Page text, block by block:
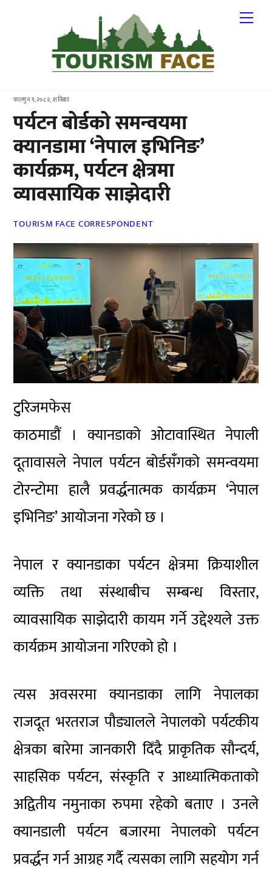
फाल्गुन ९,२०८२, शनिबार
पर्यटन बोर्डको समन्वयमा
क्यानडामा ‘नेपाल इभिनिङ’
कार्यक्रम, पर्यटन क्षेत्रमा
व्यावसायिक साझेदारी
TOURISM FACE CORRESPONDENT
टुरिजमफेस
काठमाडौं । क्यानडाको ओटावास्थित नेपाली
दूतावासले नेपाल पर्यटन बोर्डसँगको समन्वयमा
टोरन्टोमा हालै प्रवर्द्धनात्मक कार्यक्रम ‘नेपाल
इभिनिङ’ आयोजना गरेको छ ।
नेपाल र क्यानडाका पर्यटन क्षेत्रमा क्रियाशील
व्यक्ति तथा संस्थाबीच सम्बन्ध विस्तार,
व्यावसायिक साझेदारी कायम गर्ने उद्देश्यले उक्त
कार्यक्रम आयोजना गरिएको हो ।
त्यस अवसरमा क्यानडाका लागि नेपालका
राजदूत भरतराज पौड्यालले नेपालको पर्यटकीय
क्षेत्रका बारेमा जानकारी दिँदै प्राकृतिक सौन्दर्य,
साहसिक पर्यटन, संस्कृति र आध्यात्मिकताको
अद्वितीय नमुनाका रुपमा रहेको बताए । उनले
क्यानडाली पर्यटन बजारमा नेपालको पर्यटन
प्रवर्द्धन गर्न आग्रह गर्दै त्यसका लागि सहयोग गर्न